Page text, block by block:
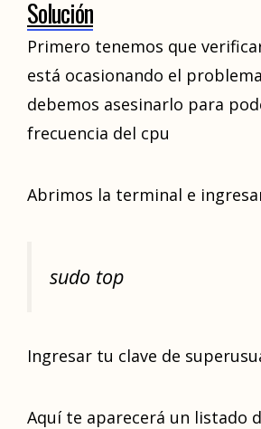
Solución
Primero tenemos que
está ocasionando el
debemos asesinarlo para
frecuencia del cpu
Abrimos la terminal e
sudo top
Ingresar tu clave de
Aquí te aparecerá un listado